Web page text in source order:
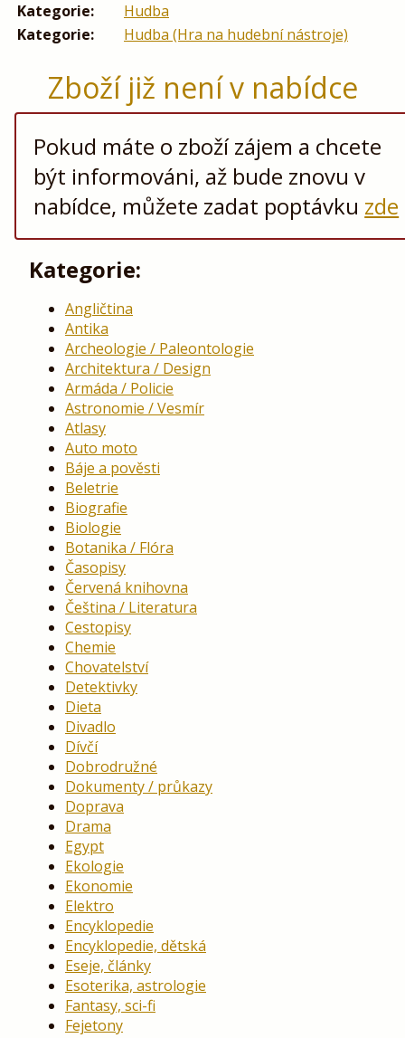
Kategorie:
Hudba
Kategorie:
Hudba (Hra na hudební nástroje)
Zboží již není v nabídce
Pokud máte o zboží zájem a chcete
být informováni, až bude znovu v
nabídce, můžete zadat poptávku zde
Kategorie:
Angličtina
Antika
Archeologie / Paleontologie
Architektura / Design
Armáda / Policie
Astronomie / Vesmír
Atlasy
Auto moto
Báje a pověsti
Beletrie
Biografie
Biologie
Botanika / Flóra
Časopisy
Červená knihovna
Čeština / Literatura
Cestopisy
Chemie
Chovatelství
Detektivky
Dieta
Divadlo
Dívčí
Dobrodružné
Dokumenty / průkazy
Doprava
Drama
Egypt
Ekologie
Ekonomie
Elektro
Encyklopedie
Encyklopedie, dětská
Eseje, články
Esoterika, astrologie
Fantasy, sci-fi
Fejetony